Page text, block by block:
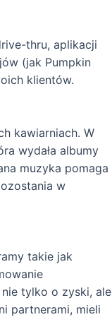
thru, aplikacji
(jak Pumpkin
klientów.
kawiarniach. W
wydała albumy
muzyka pomaga
w
takie jak
tylko o zyski, ale
partnerami, mieli